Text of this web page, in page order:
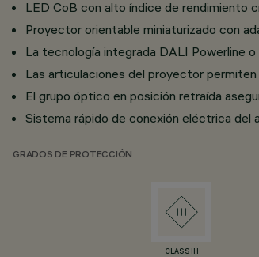
LED CoB con alto índice de rendimiento
Proyector orientable miniaturizado con
La tecnología integrada DALI Powerline
Las articulaciones del proyector
El grupo óptico en posición retraída
Sistema rápido de conexión eléctrica del
GRADOS DE PROTECCIÓN
CLASS III